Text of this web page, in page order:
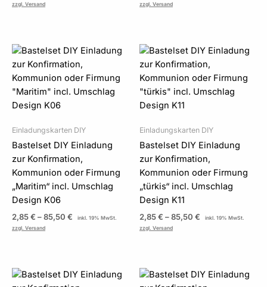
zzgl. Versand
zzgl. Versand
Einladungskarten DIY
Bastelset DIY Einladung
zur Konfirmation,
Kommunion oder Firmung
„Maritim“ incl. Umschlag
Design K06
2,85€ –85,50 €
Preisspanne:
bis
85,50 €
inkl. 19% MwSt.
zzgl. Versand
Einladungskarten DIY
Bastelset DIY Einladung
zur Konfirmation,
Kommunion oder Firmung
„türkis“ incl. Umschlag
Design K11
2,85€ –85,50 €
Preisspanne:
bis
85,50 €
inkl. 19% MwSt.
zzgl. Versand
Preisspanne:
Preisspanne: